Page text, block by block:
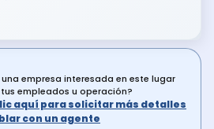
una empresa interesada en este lugar
empleados u operación?
aquí para solicitar más detalles
con un agente